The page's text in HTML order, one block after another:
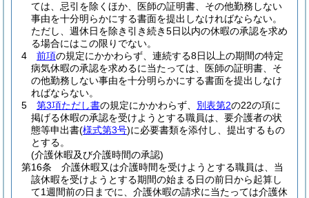
ては、忌引を除くほか、医師の証明書、その他勤務しない
事由を十分明らかにする書面を提出しなければならない。
ただし、週休日を除き引き続き5日以内の休暇の承認を求め
る場合にはこの限りでない。
4
前項の規定にかかわらず、連続する8日以上の期間の特定
病気休暇の承認を求めるに当たっては、医師の証明書、そ
の他勤務しない事由を十分明らかにする書面を提出しなけ
ればならない。
5
第3項ただし書の規定にかかわらず、 別表第2の22の項に
掲げる休暇の承認を受けようとする職員は、要介護者の状
態等申出書(様式第3号)に必要書類を添付し、提出するもの
とする。
(介護休暇及び介護時間の承認)
第16条
介護休暇又は介護時間を受けようとする職員は、当
該休暇を受けようとする期間の始まる日の前日から起算し
て1週間前の日までに、介護休暇の請求に当たっては介護休